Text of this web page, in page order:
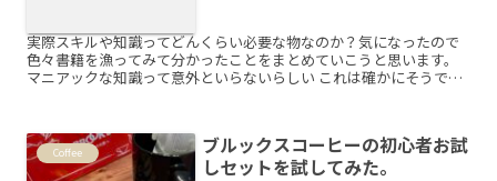
実際スキルや知識ってどんくらい必要な物なのか？気になったので
色々書籍を漁ってみて分かったことをまとめていこうと思います。
マニアックな知識って意外といらないらしい これは確かにそうで、
Coffee
ブルックスコーヒーの初心者お試
しセットを試してみた。